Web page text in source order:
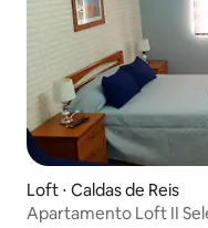
Loft ⋅ Caldas de Reis